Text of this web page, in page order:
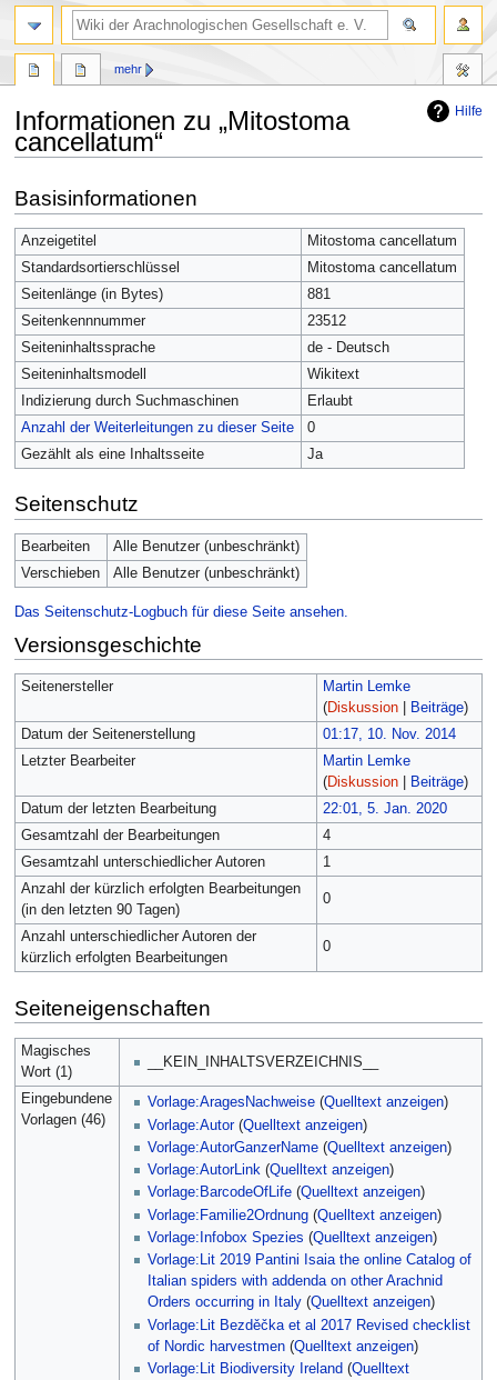
Hilfe
Informationen zu „Mitostoma
cancellatum“
Navigation
springen
Suche
springen
Basisinformationen
Anzeigetitel
Mitostoma cancellatum
Standardsortierschlüssel
Mitostoma cancellatum
Seitenlänge (in Bytes)
881
Seitenkennnummer
23512
Seiteninhaltssprache
de - Deutsch
Seiteninhaltsmodell
Wikitext
Indizierung durch Suchmaschinen
Erlaubt
Anzahl der Weiterleitungen zu dieser Seite
0
Gezählt als eine Inhaltsseite
Ja
Seitenschutz
Bearbeiten
Alle Benutzer (unbeschränkt)
Verschieben
Alle Benutzer (unbeschränkt)
Das Seitenschutz-Logbuch für diese Seite ansehen.
Versionsgeschichte
Seitenersteller
Martin Lemke
(Diskussion| Beiträge)
Datum der Seitenerstellung
01:17, 10. Nov. 2014
Letzter Bearbeiter
Martin Lemke
(Diskussion| Beiträge)
Datum der letzten Bearbeitung
22:01, 5. Jan. 2020
Gesamtzahl der Bearbeitungen
4
Gesamtzahl unterschiedlicher Autoren
1
Anzahl der kürzlich erfolgten Bearbeitungen
(in den letzten 90 Tagen)
0
Anzahl unterschiedlicher Autoren der
kürzlich erfolgten Bearbeitungen
0
Seiteneigenschaften
Magisches
Wort (1)
__KEIN_INHALTSVERZEICHNIS__
Eingebundene
Vorlagen (46)
Vorlage:AragesNachweise (Quelltext anzeigen)
Vorlage:Autor(Quelltext anzeigen)
Vorlage:AutorGanzerName (Quelltext anzeigen)
Vorlage:AutorLink (Quelltext anzeigen)
Vorlage:BarcodeOfLife (Quelltext anzeigen)
Vorlage:Familie2Ordnung (Quelltext anzeigen)
Vorlage:Infobox Spezies (Quelltext anzeigen)
Vorlage:Lit 2019 Pantini Isaia the online Catalog of
Italian spiders with addenda on other Arachnid
Orders occurring in Italy (Quelltext anzeigen)
Vorlage:Lit Bezděčka et al 2017 Revised checklist
of Nordic harvestmen (Quelltext anzeigen)
Vorlage:Lit Biodiversity Ireland (Quelltext
mehr